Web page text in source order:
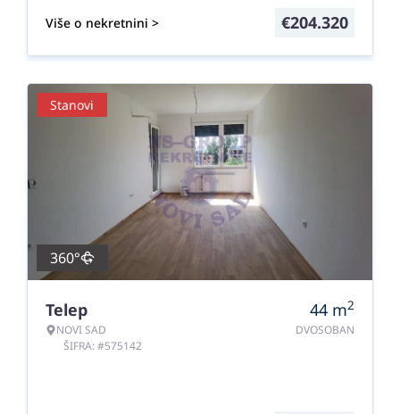
Više o nekretnini > €204.320
Stanovi
360°
Telep
NOVI SAD
ŠIFRA: #575142
44 m2
DVOSOBAN